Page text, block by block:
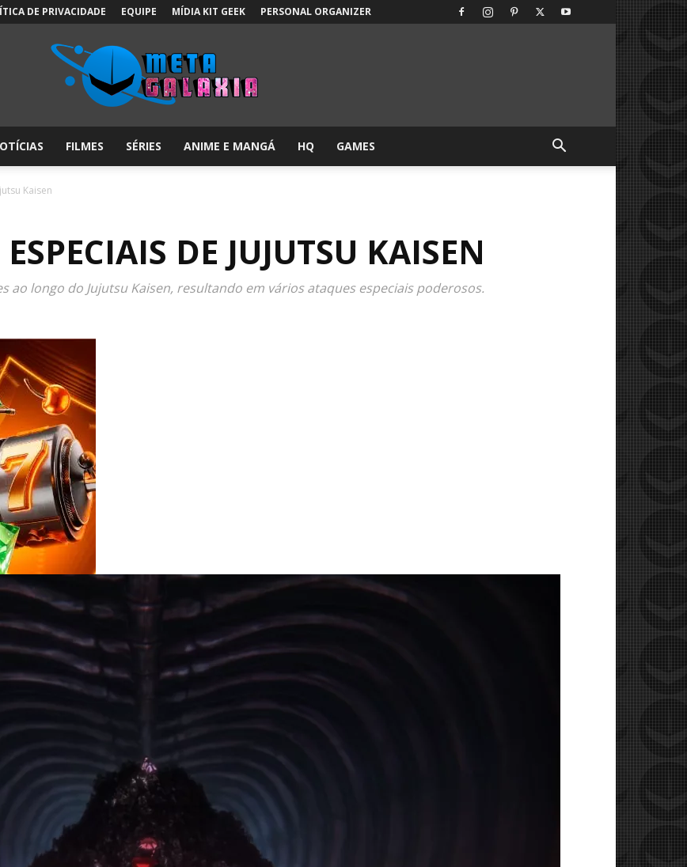
DE PRIVACIDADE EQUIPE MÍDIA KIT GEEK PERSONAL ORGANIZER
Galáxia:
sobre
Cultura
FILMES SÉRIES ANIME E MANGÁ HQ GAMES
Kaisen
DE JUJUTSU KAISEN
ao longo do Jujutsu Kaisen, resultando em vários ataques especiais poderosos.